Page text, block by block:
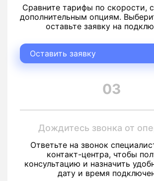
Сравните тарифы по скорости,
дополнительным опциям.
оставьте заявку на
Оставить заявку
03
Дождитесь звонка от
Ответьте на звонок
контакт-центра, чтобы
консультацию и назначить
дату и время